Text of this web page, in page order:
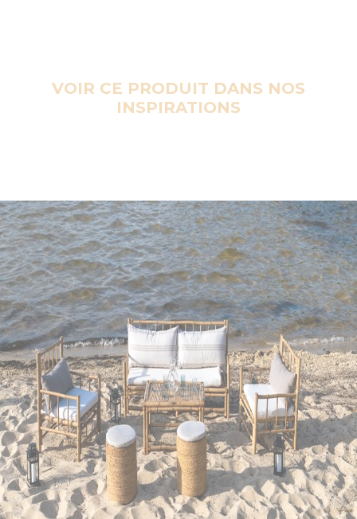
VOIR CE PRODUIT DANS NOS
INSPIRATIONS